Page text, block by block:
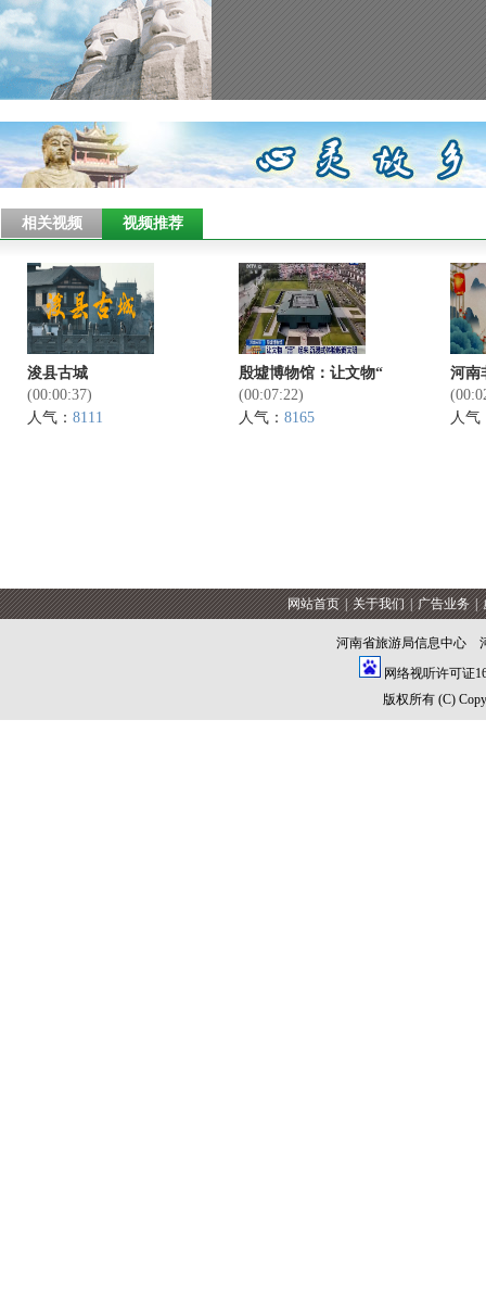
相关视频 视频推荐
浚县古城
(00:00:37)
人气： 8111
殷墟博物馆：让文物“
(00:07:22)
人气： 8165
河
人气
网站首页 | 关于我们 | 广告业务 |
河南省旅游局信息中心
网络视听许可证
版权所有 (C)